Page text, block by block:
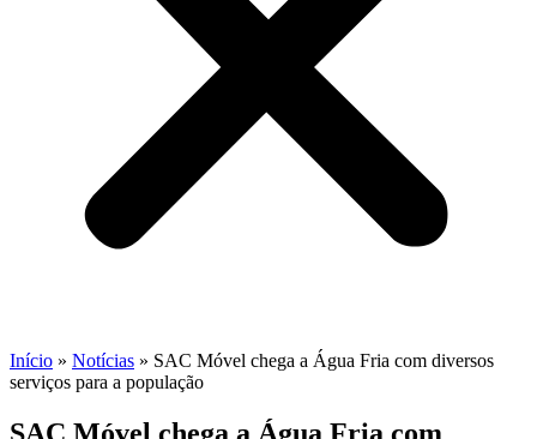
Início » Notícias » SAC Móvel chega a Água Fria com diversos
serviços para a população